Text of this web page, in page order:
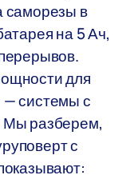
саморезы в
на 5 Ач,
для
системы с
Мы разберем,
с